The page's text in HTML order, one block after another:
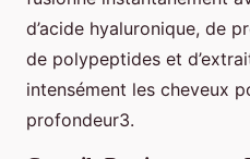
d’acide hyaluronique, de
de polypeptides et
intensément les cheveux
profondeur3.